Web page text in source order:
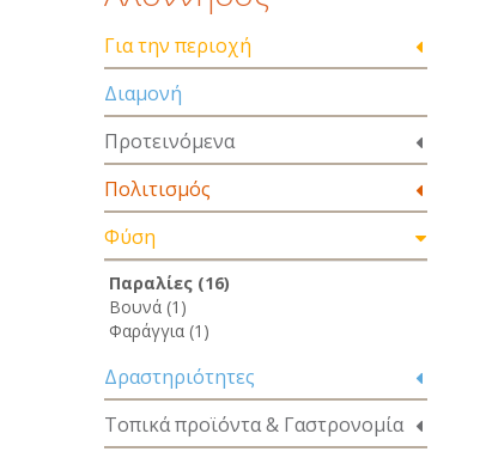
Για την περιοχή
Διαμονή
Προτεινόμενα
Πολιτισμός
Φύση
Παραλίες (16)
Βουνά (1)
Φαράγγια (1)
Δραστηριότητες
Τοπικά προϊόντα & Γαστρονομία